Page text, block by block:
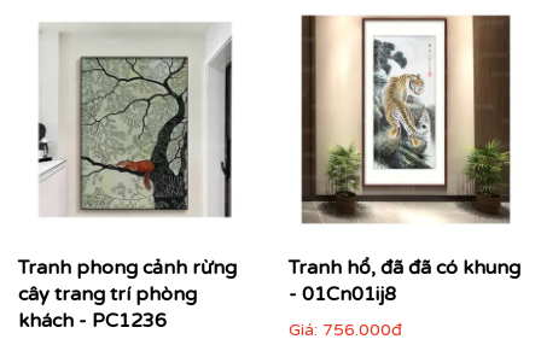
Tranh phong cảnh rừng
cây trang trí phòng
khách - PC1236
Tranh hổ, đã đã có khung
- 01Cn01ij8
Giá: 756.000đ